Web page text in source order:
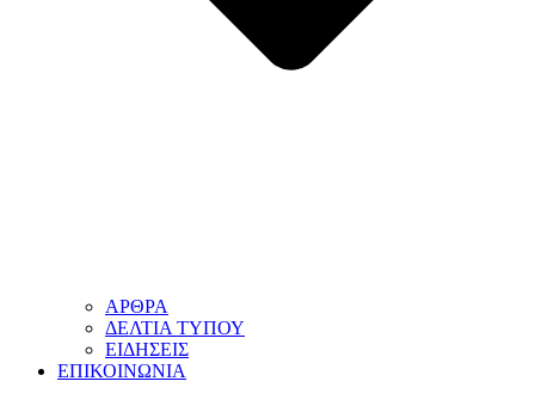
ΑΡΘΡΑ
ΔΕΛΤΙΑ ΤΥΠΟΥ
ΕΙΔΗΣΕΙΣ
ΕΠΙΚΟΙΝΩΝΙΑ